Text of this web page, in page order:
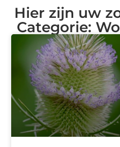
Hier zijn uw
Categorie: